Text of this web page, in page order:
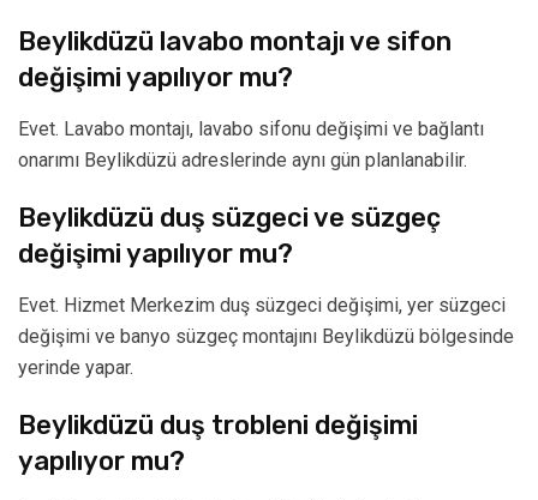
Beylikdüzü lavabo montajı ve sifon
değişimi yapılıyor mu?
Evet. Lavabo montajı, lavabo sifonu değişimi ve bağlantı
onarımı Beylikdüzü adreslerinde aynı gün planlanabilir.
Beylikdüzü duş süzgeci ve süzgeç
değişimi yapılıyor mu?
Evet. Hizmet Merkezim duş süzgeci değişimi, yer süzgeci
değişimi ve banyo süzgeç montajını Beylikdüzü bölgesinde
yerinde yapar.
Beylikdüzü duş trobleni değişimi
yapılıyor mu?